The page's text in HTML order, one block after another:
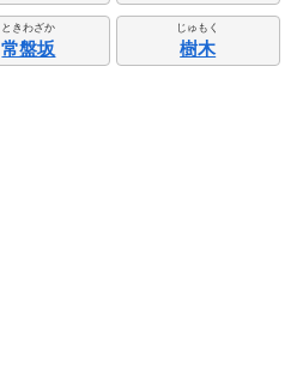
ときわざか
常盤坂
じゅもく
樹木